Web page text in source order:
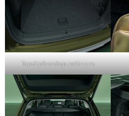
Topeltpõrandaga pakiruum